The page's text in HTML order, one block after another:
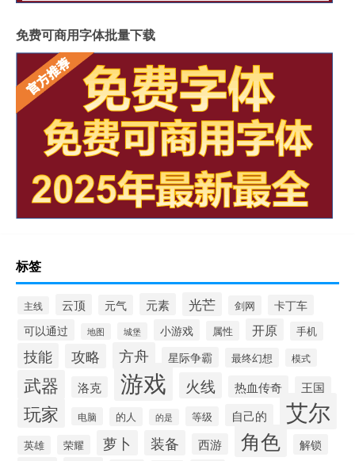
免费可商用字体批量下载
标签
主线 云顶 元气 元素 光芒 剑网 卡丁车
可以通过 地图 城堡 小游戏 属性 开原 手机
技能 攻略 方舟 星际争霸 最终幻想 模式
武器 洛克 游戏 火线 热血传奇 王国
玩家 电脑 的人 的是 等级 自己的 艾尔
英雄 荣耀 萝卜 装备 西游 角色 解锁